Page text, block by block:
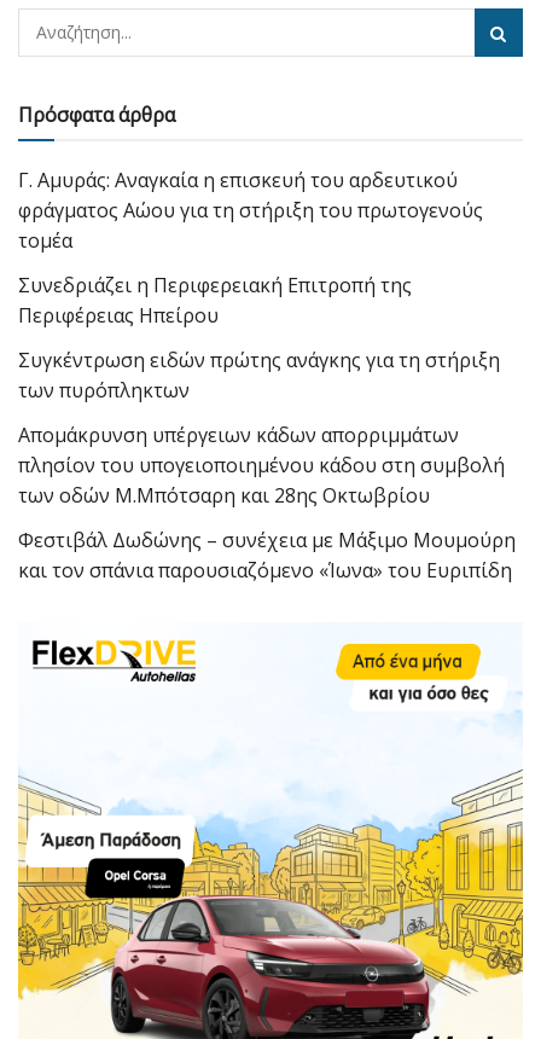
Πρόσφατα άρθρα
Γ. Αμυράς: Αναγκαία η επισκευή του αρδευτικού
φράγματος Αώου για τη στήριξη του πρωτογενούς
τομέα
Συνεδριάζει η Περιφερειακή Επιτροπή της
Περιφέρειας Ηπείρου
Συγκέντρωση ειδών πρώτης ανάγκης για τη στήριξη
των πυρόπληκτων
Απομάκρυνση υπέργειων κάδων απορριμμάτων
πλησίον του υπογειοποιημένου κάδου στη συμβολή
των οδών Μ.Μπότσαρη και 28ης Οκτωβρίου
Φεστιβάλ Δωδώνης – συνέχεια με Μάξιμο Μουμούρη
και τον σπάνια παρουσιαζόμενο «Ίωνα» του Ευριπίδη